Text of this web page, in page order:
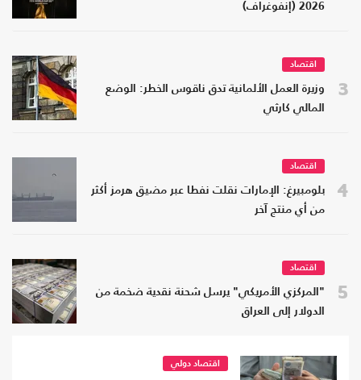
2026 (إنفوغراف)
3
اقتصاد
وزيرة العمل الألمانية تدق ناقوس الخطر: الوضع
المالي كارثي
4
اقتصاد
بلومبيرغ: الإمارات نقلت نفطا عبر مضيق هرمز أكثر
من أي منتج آخر
5
اقتصاد
"المركزي الأمريكي" يرسل شحنة نقدية ضخمة من
الدولار إلى العراق
اقتصاد دولي